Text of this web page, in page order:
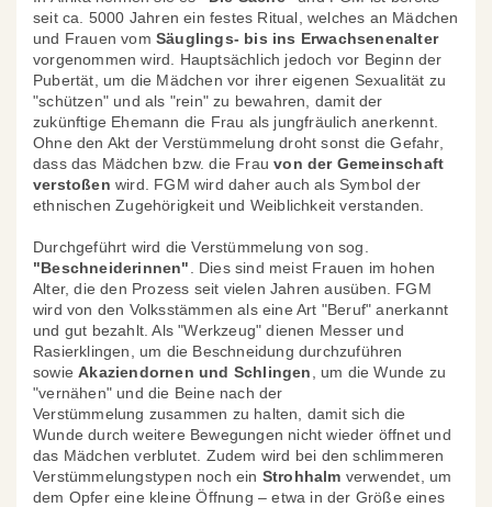
seit ca. 5000 Jahren ein festes Ritual, welches an Mädchen
und Frauen vom Säuglings- bis ins Erwachsenenalter
vorgenommen wird. Hauptsächlich jedoch vor Beginn der
Pubertät, um die Mädchen vor ihrer eigenen Sexualität zu
"schützen" und als "rein" zu bewahren, damit der
zukünftige Ehemann die Frau als jungfräulich anerkennt.
Ohne den Akt der Verstümmelung droht sonst die Gefahr,
dass das Mädchen bzw. die Frauvon der Gemeinschaft
verstoßen wird. FGM wird daher auch als Symbol der
ethnischen Zugehörigkeit und Weiblichkeit verstanden.
Durchgeführt wird die Verstümmelung von sog.
"Beschneiderinnen"
. Dies sind meist Frauen im hohen
Alter, die den Prozess seit vielen Jahren ausüben. FGM
wird von den Volksstämmen als eine Art "Beruf" anerkannt
und gut bezahlt. Als "Werkzeug" dienen Messer und
Rasierklingen, um die Beschneidung durchzuführen
sowieAkaziendornen und Schlingen
, um die Wunde zu
"vernähen" und die Beine nach der
Verstümmelung zusammen zu halten, damit sich die
Wunde durch weitere Bewegungen nicht wieder öffnet und
das Mädchen verblutet. Zudem wird bei den schlimmeren
Verstümmelungstypen noch ein Strohhalm verwendet, um
dem Opfer eine kleine Öffnung – etwa in der Größe eines